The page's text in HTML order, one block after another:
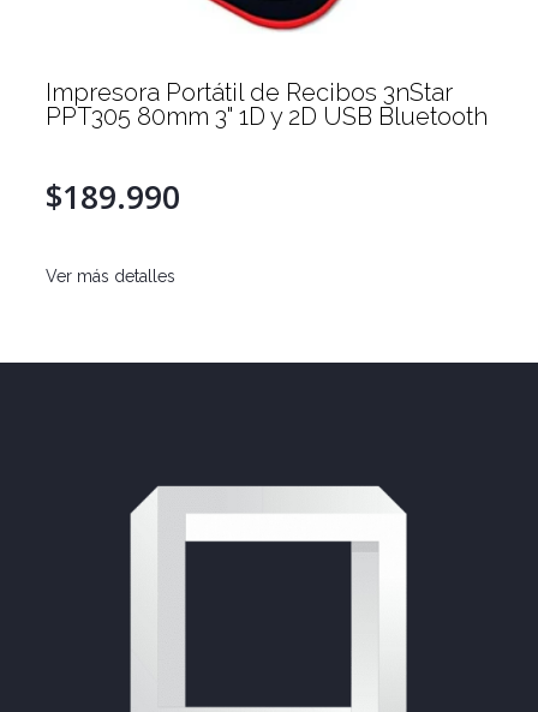
Impresora Portátil de Recibos 3nStar
PPT305 80mm 3" 1D y 2D USB Bluetooth
$189.990
Ver más detalles